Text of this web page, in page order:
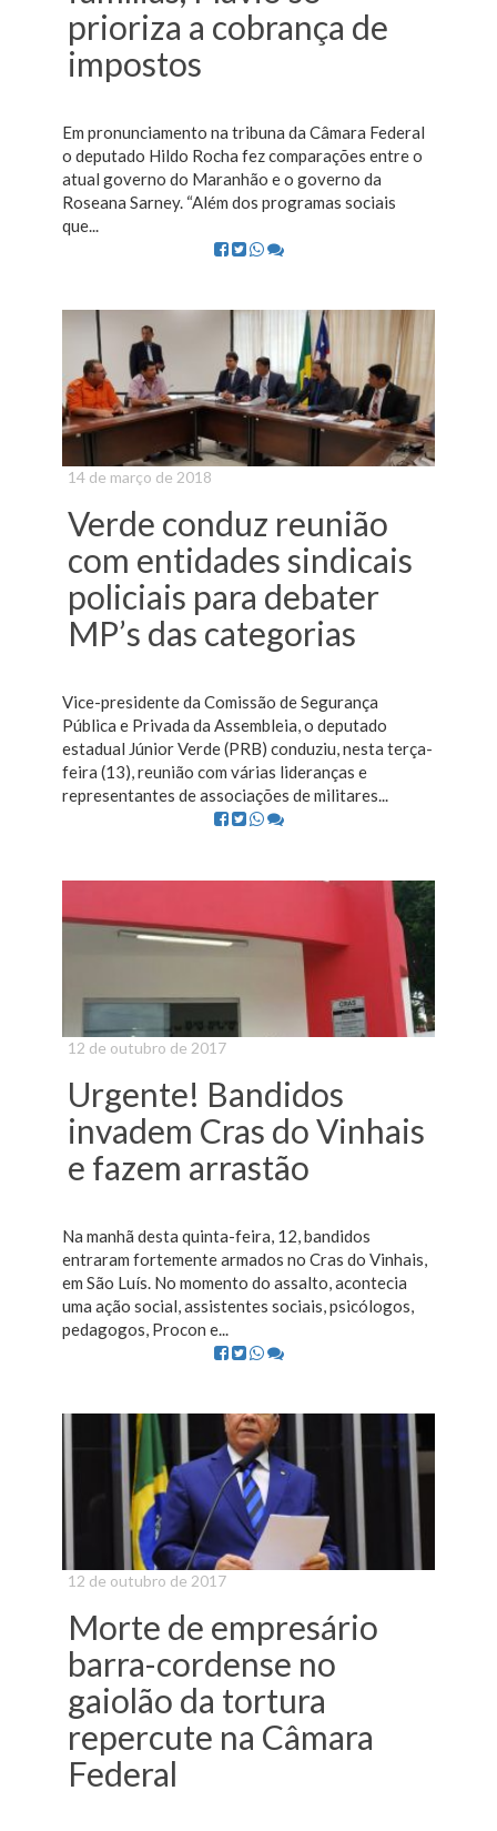
prioriza a cobrança de
impostos
Em pronunciamento na tribuna da Câmara Federal
o deputado Hildo Rocha fez comparações entre o
atual governo do Maranhão e o governo da
Roseana Sarney. “Além dos programas sociais
que...
14 de março de 2018
Verde conduz reunião
com entidades sindicais
policiais para debater
MP’s das categorias
Vice-presidente da Comissão de Segurança
Pública e Privada da Assembleia, o deputado
estadual Júnior Verde (PRB) conduziu, nesta terça-
feira (13), reunião com várias lideranças e
representantes de associações de militares...
12 de outubro de 2017
Urgente! Bandidos
invadem Cras do Vinhais
e fazem arrastão
Na manhã desta quinta-feira, 12, bandidos
entraram fortemente armados no Cras do Vinhais,
em São Luís. No momento do assalto, acontecia
uma ação social, assistentes sociais, psicólogos,
pedagogos, Procon e...
12 de outubro de 2017
Morte de empresário
barra-cordense no
gaiolão da tortura
repercute na Câmara
Federal